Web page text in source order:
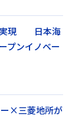
実現 日本海
プンイノベー
×三菱地所が